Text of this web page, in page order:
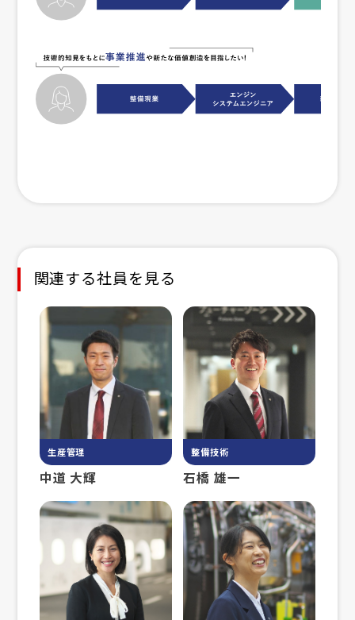
関連する社員を見る
生産管理
中道 大輝
整備技術
石橋 雄一